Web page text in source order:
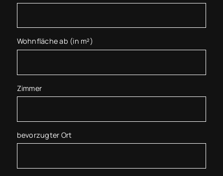
Wohnfläche ab (in m²)
Zimmer
bevorzugter Ort